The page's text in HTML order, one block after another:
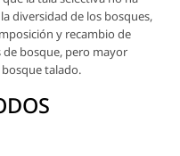
diversidad de los bosques,
y recambio de
de bosque, pero mayor
talado.